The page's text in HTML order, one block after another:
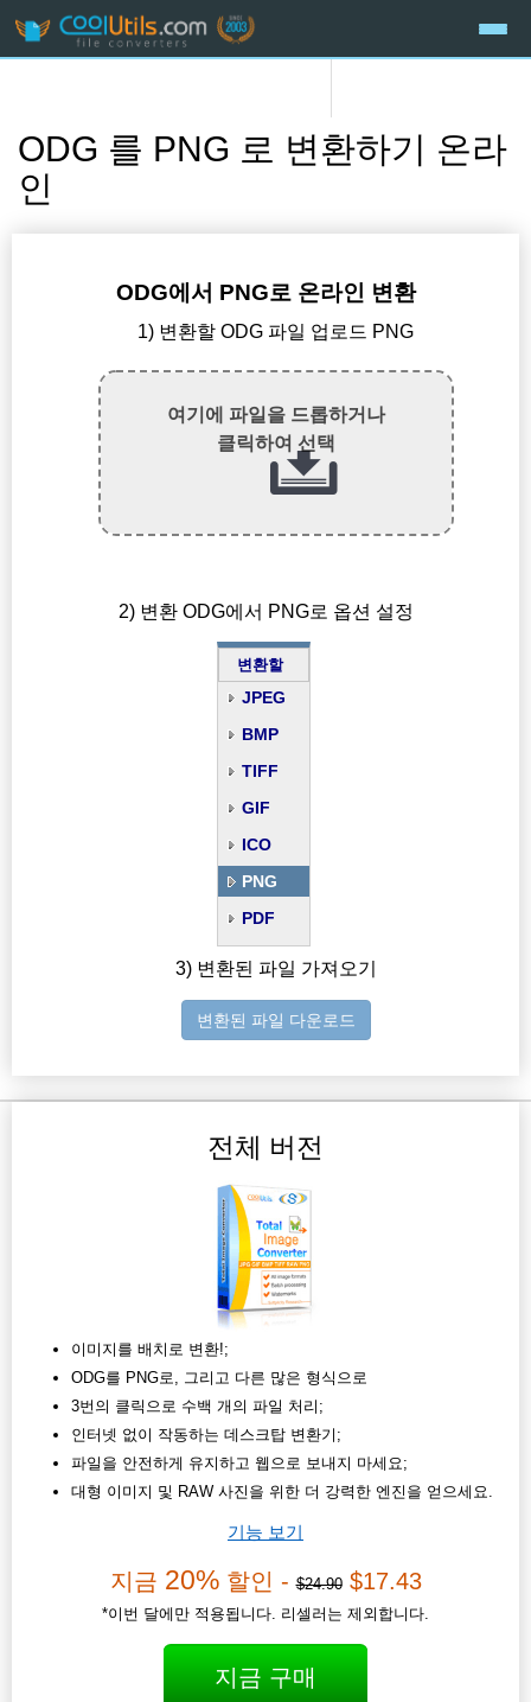
ODG 를 PNG 로 변환하기 온라
인
ODG에서 PNG로 온라인 변환
1) 변환할 ODG 파일 업로드 PNG
여기에 파일을 드롭하거나
클릭하여 선택
2) 변환 ODG에서 PNG로 옵션 설정
변환할
JPEG
BMP
TIFF
GIF
ICO
PNG
PDF
3) 변환된 파일 가져오기
변환된 파일 다운로드
전체 버전
이미지를 배치로 변환!;
ODG를 PNG로, 그리고 다른 많은 형식으로
3번의 클릭으로 수백 개의 파일 처리;
인터넷 없이 작동하는 데스크탑 변환기;
파일을 안전하게 유지하고 웹으로 보내지 마세요;
대형 이미지 및 RAW 사진을 위한 더 강력한 엔진을 얻으세요.
기능 보기
지금 20%할인 -$24.90$17.43
*이번 달에만 적용됩니다. 리셀러는 제외합니다.
지금 구매